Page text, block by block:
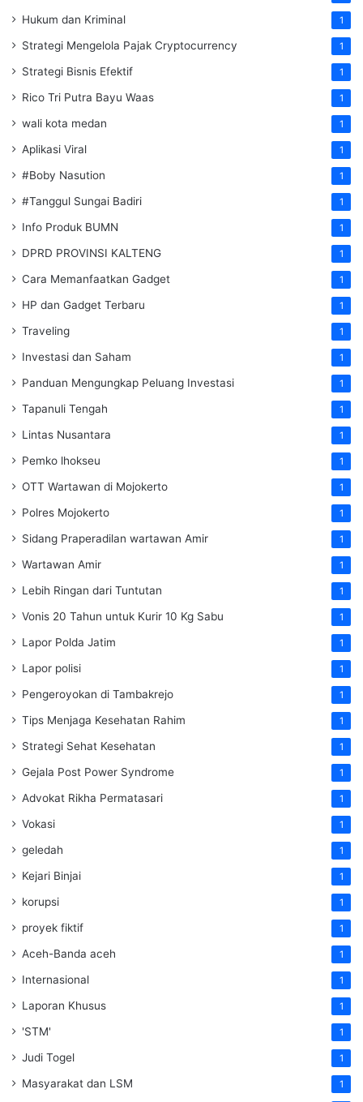
Hukum dan Kriminal 1
Strategi Mengelola Pajak Cryptocurrency 1
Strategi Bisnis Efektif 1
Rico Tri Putra Bayu Waas 1
wali kota medan 1
Aplikasi Viral 1
#Boby Nasution 1
#Tanggul Sungai Badiri 1
Info Produk BUMN 1
DPRD PROVINSI KALTENG 1
Cara Memanfaatkan Gadget 1
HP dan Gadget Terbaru 1
Traveling 1
Investasi dan Saham 1
Panduan Mengungkap Peluang Investasi 1
Tapanuli Tengah 1
Lintas Nusantara 1
Pemko lhokseu 1
OTT Wartawan di Mojokerto 1
Polres Mojokerto 1
Sidang Praperadilan wartawan Amir 1
Wartawan Amir 1
Lebih Ringan dari Tuntutan 1
Vonis 20 Tahun untuk Kurir 10 Kg Sabu 1
Lapor Polda Jatim 1
Lapor polisi 1
Pengeroyokan di Tambakrejo 1
Tips Menjaga Kesehatan Rahim 1
Strategi Sehat Kesehatan 1
Gejala Post Power Syndrome 1
Advokat Rikha Permatasari 1
Vokasi 1
geledah 1
Kejari Binjai 1
korupsi 1
proyek fiktif 1
Aceh-Banda aceh 1
Internasional 1
Laporan Khusus 1
'STM' 1
Judi Togel 1
Masyarakat dan LSM 1